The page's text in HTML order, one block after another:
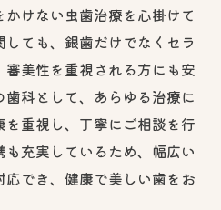
けない虫歯治療を心掛けて
ても、銀歯だけでなくセラ
美性を重視される方にも安
科として、あらゆる治療に
重視し、丁寧にご相談を行
充実しているため、幅広い
でき、健康で美しい歯をお